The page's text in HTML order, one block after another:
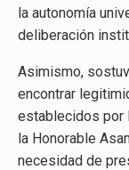
la autonomía
deliberación
Asimismo,
encontrar
establecidos por
la Honorable
necesidad de